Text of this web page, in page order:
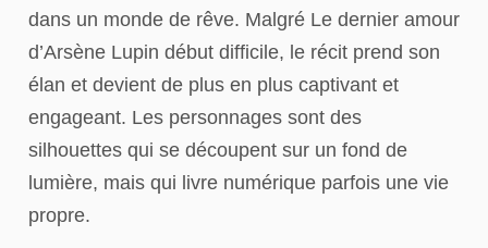
dans un monde de rêve. Malgré Le dernier amour
d’Arsène Lupin début difficile, le récit prend son
élan et devient de plus en plus captivant et
engageant. Les personnages sont des
silhouettes qui se découpent sur un fond de
lumière, mais qui livre numérique parfois une vie
propre.